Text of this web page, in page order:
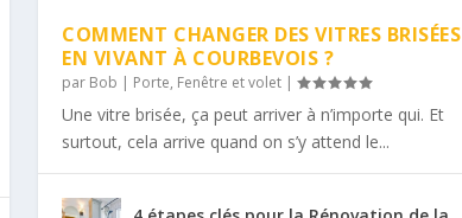
COMMENT CHANGER DES VITRES BRISÉES
EN VIVANT À COURBEVOIS ?
par Bob | Porte, Fenêtre et volet |
Une vitre brisée, ça peut arriver à n’importe qui. Et
surtout, cela arrive quand on s’y attend le...